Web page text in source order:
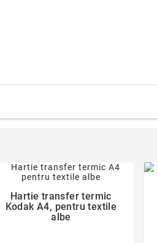

favorite_border
Hartie transfer termic
Kodak A4, pentru textile
albe